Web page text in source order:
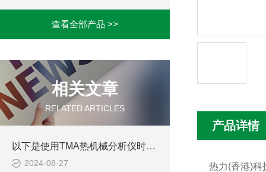
查看全部产品 >>
相关文章
RELATED ARTICLES
以下是使用TMA热机械分析仪时需要注意的事项
2024-08-27
产品详情
热力(香港)科